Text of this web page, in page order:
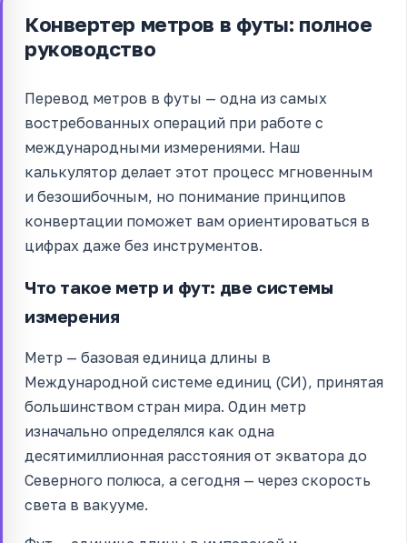
Конвертер метров в футы: полное
руководство
Перевод метров в футы — одна из самых
востребованных операций при работе с
международными измерениями. Наш
калькулятор делает этот процесс мгновенным
и безошибочным, но понимание принципов
конвертации поможет вам ориентироваться в
цифрах даже без инструментов.
Что такое метр и фут: две системы
измерения
Метр — базовая единица длины в
Международной системе единиц (СИ), принятая
большинством стран мира. Один метр
изначально определялся как одна
десятимиллионная расстояния от экватора до
Северного полюса, а сегодня — через скорость
света в вакууме.